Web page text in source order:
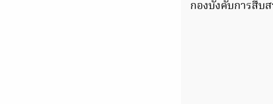
กองบังคับการสืบ